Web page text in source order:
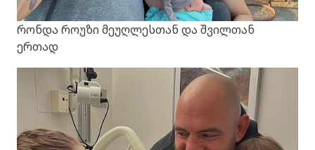
რონდა როუზი მეუღლესთან და შვილთან
ერთად